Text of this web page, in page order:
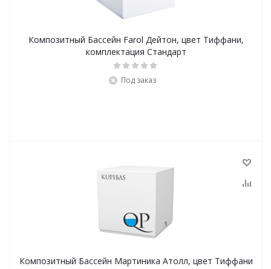
Композитный Бассейн Farol Дейтон, цвет Тиффани,
комплектация Стандарт
Под заказ
Композитный Бассейн Мартиника Атолл, цвет Тиффани